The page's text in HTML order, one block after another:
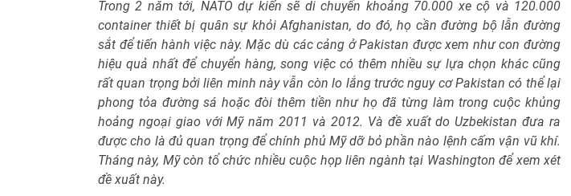
Trong 2 năm tới, NATO dự kiến sẽ di chuyển khoảng 70.000 xe cộ và 120.000
container thiết bị quân sự khỏi Afghanistan, do đó, họ cần đường bộ lẫn đường
sắt để tiến hành việc này. Mặc dù các cảng ở Pakistan được xem như con đường
hiệu quả nhất để chuyển hàng, song việc có thêm nhiều sự lựa chọn khác cũng
rất quan trọng bởi liên minh này vẫn còn lo lắng trước nguy cơ Pakistan có thể lại
phong tỏa đường sá hoặc đòi thêm tiền như họ đã từng làm trong cuộc khủng
hoảng ngoại giao với Mỹ năm 2011 và 2012. Và đề xuất do Uzbekistan đưa ra
được cho là đủ quan trọng để chính phủ Mỹ dỡ bỏ phần nào lệnh cấm vận vũ khí.
Tháng này, Mỹ còn tổ chức nhiều cuộc họp liên ngành tại Washington để xem xét
đề xuất này.